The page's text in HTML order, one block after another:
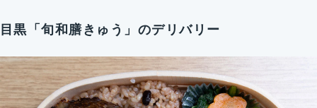
目黒「旬和膳きゅう」のデリバリー